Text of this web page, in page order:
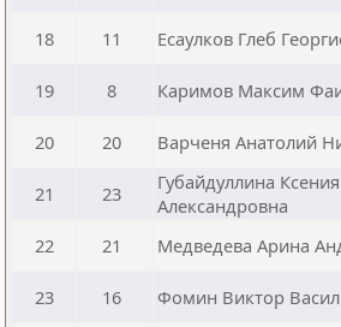
18 11 Есаулков Глеб
19 8 Каримов Максим
20 20 Варченя Анатолий
21 23
Губайдуллина Ксения
Александровна
22 21 Медведева Арина
23 16 Фомин Виктор